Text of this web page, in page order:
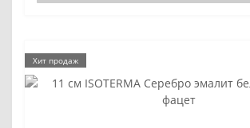
Хит продаж